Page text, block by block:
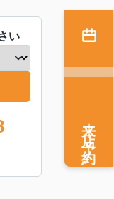
い
来店予約